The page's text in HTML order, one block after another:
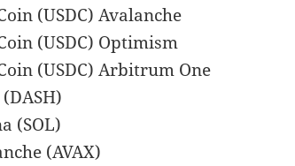
(USDC) Avalanche
(USDC) Optimism
(USDC) Arbitrum One
(SOL)
(AVAX)